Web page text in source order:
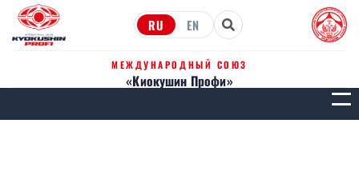
RU EN
МЕЖДУНАРОДНЫЙ СОЮЗ
«Киокушин Профи»